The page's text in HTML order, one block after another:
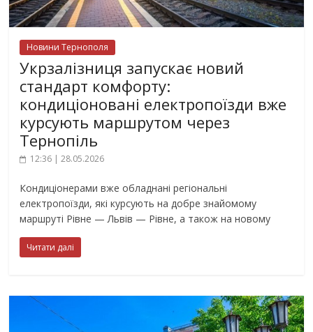
Новини Тернополя
Укрзалізниця запускає новий
стандарт комфорту:
кондиціоновані електропоїзди вже
курсують маршрутом через
Тернопіль
12:36 | 28.05.2026
Кондиціонерами вже обладнані регіональні
електропоїзди, які курсують на добре знайомому
маршруті Рівне — Львів — Рівне, а також на новому
Читати далі